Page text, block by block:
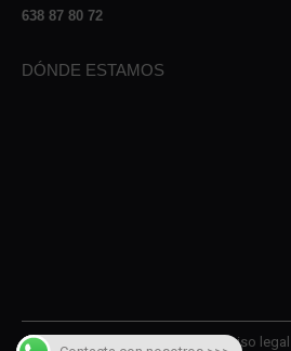
638 87 80 72
DÓNDE ESTAMOS
© 2026 AMQM Recambios | Aviso legal